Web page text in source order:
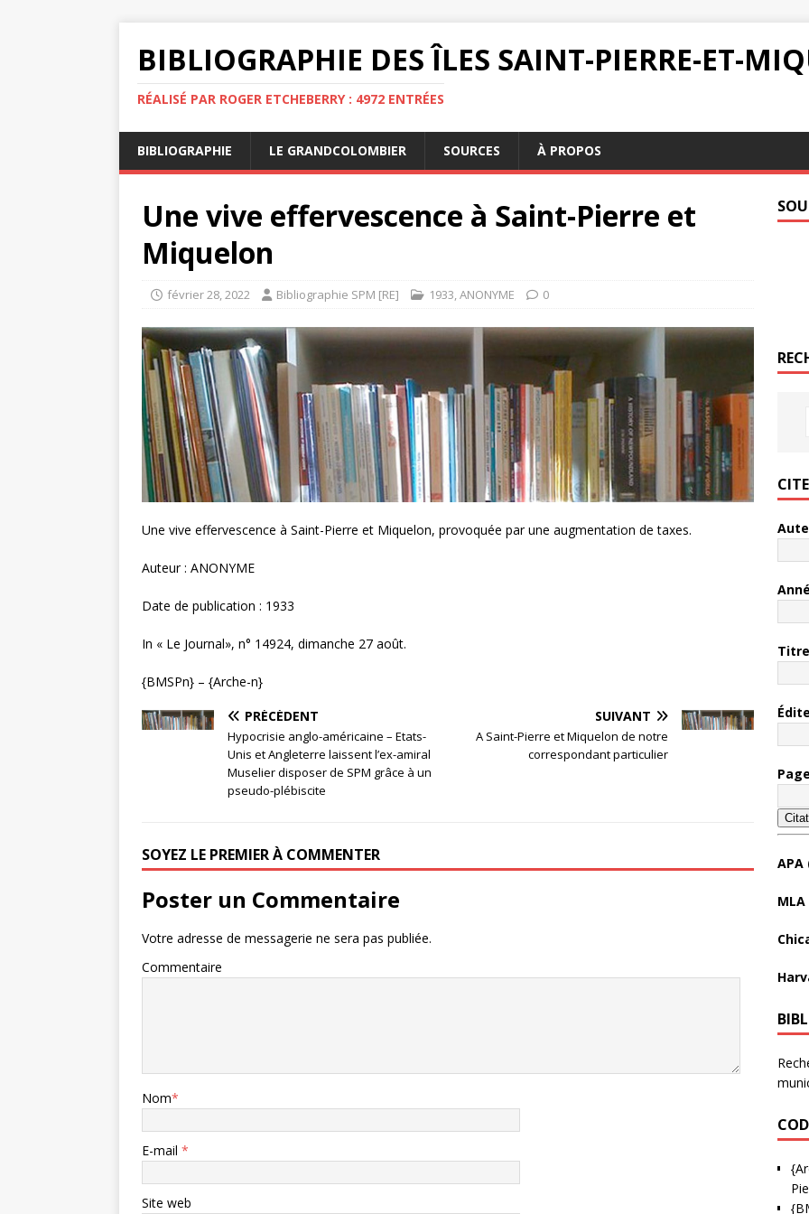
BIBLIOGRAPHIE DES ÎLES SAINT-PIERRE-ET-
RÉALISÉ PAR ROGER ETCHEBERRY : 4972 ENTRÉES
BIBLIOGRAPHIE LE GRANDCOLOMBIER SOURCES À PROPOS
Une vive effervescence à Saint-Pierre et
Miquelon
février 28, 2022 Bibliographie SPM [RE] 1933,ANONYME 0
Une vive effervescence à Saint-Pierre et Miquelon, provoquée par une augmentation de taxes.
Auteur : ANONYME
Date de publication : 1933
In « Le Journal», n° 14924, dimanche 27 août.
{BMSPn} – {Arche-n}
PRÉCÉDENT
Hypocrisie anglo-américaine – Etats-
Unis et Angleterre laissent l’ex-amiral
Muselier disposer de SPM grâce à un
pseudo-plébiscite
SUIVANT
A Saint-Pierre et Miquelon de notre
correspondant particulier
SOYEZ LE PREMIER À COMMENTER
Poster un Commentaire
Votre adresse de messagerie ne sera pas publiée.
Commentaire
Nom*
E-mail *
Site web
Titre
APA